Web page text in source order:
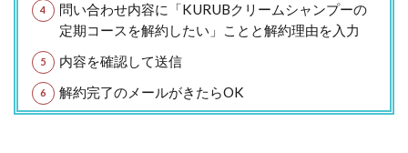
問い合わせ内容に「KURUBクリームシャンプーの
定期コースを解約したい」ことと解約理由を入力
内容を確認して送信
解約完了のメールがきたらOK